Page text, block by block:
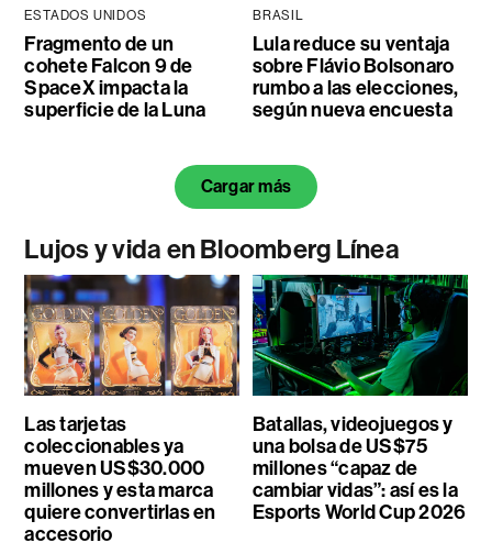
ESTADOS UNIDOS
Fragmento de un
cohete Falcon 9 de
SpaceX impacta la
superficie de la Luna
BRASIL
Lula reduce su ventaja
sobre Flávio Bolsonaro
rumbo a las elecciones,
según nueva encuesta
Cargar más
Lujos y vida en Bloomberg Línea
Las tarjetas
coleccionables ya
mueven US$30.000
millones y esta marca
quiere convertirlas en
accesorio
Batallas, videojuegos y
una bolsa de US$75
millones “capaz de
cambiar vidas”: así es la
Esports World Cup 2026